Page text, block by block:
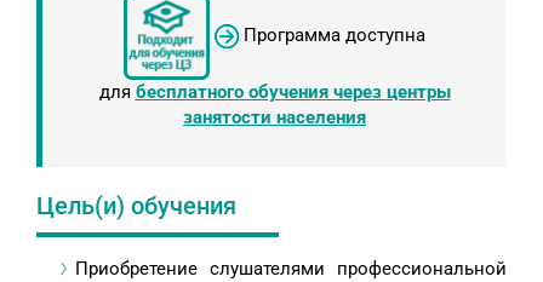
Программа доступна
для бесплатного обучения через центры
занятости населения
Цель(и) обучения
Приобретение слушателями профессиональной